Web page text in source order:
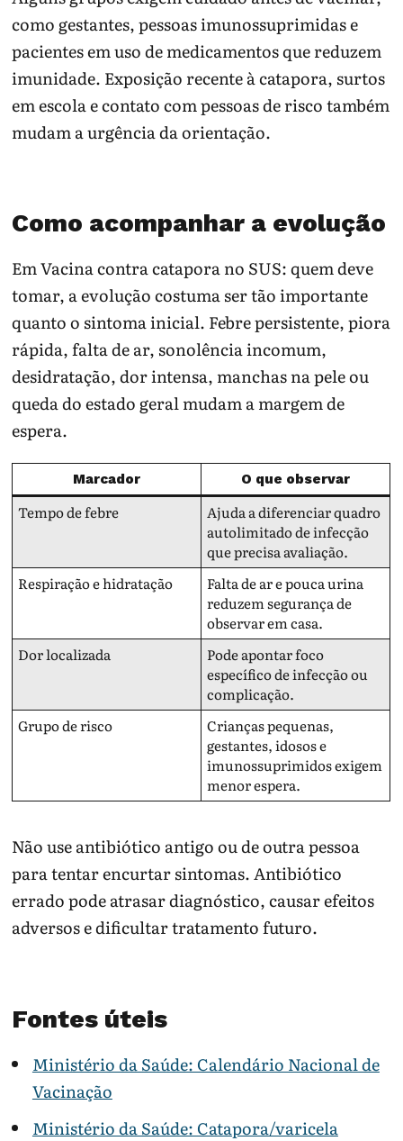
como gestantes, pessoas imunossuprimidas e
pacientes em uso de medicamentos que reduzem
imunidade. Exposição recente à catapora, surtos
em escola e contato com pessoas de risco também
mudam a urgência da orientação.
Como acompanhar a evolução
Em Vacina contra catapora no SUS: quem deve
tomar, a evolução costuma ser tão importante
quanto o sintoma inicial. Febre persistente, piora
rápida, falta de ar, sonolência incomum,
desidratação, dor intensa, manchas na pele ou
queda do estado geral mudam a margem de
espera.
Marcador O que observar
Tempo de febre
Ajuda a diferenciar quadro
autolimitado de infecção
que precisa avaliação.
Respiração e hidratação
Falta de ar e pouca urina
reduzem segurança de
observar em casa.
Dor localizada
Pode apontar foco
específico de infecção ou
complicação.
Grupo de risco
Crianças pequenas,
gestantes, idosos e
imunossuprimidos exigem
menor espera.
Não use antibiótico antigo ou de outra pessoa
para tentar encurtar sintomas. Antibiótico
errado pode atrasar diagnóstico, causar efeitos
adversos e dificultar tratamento futuro.
Fontes úteis
Ministério da Saúde: Calendário Nacional de
Vacinação
Ministério da Saúde: Catapora/varicela